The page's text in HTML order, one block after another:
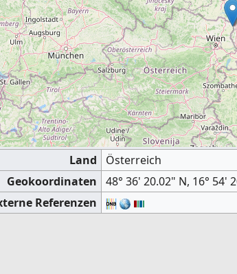
Land
Österreich
Geokoordinaten
48° 36' 20.02" N, 16° 54'
Referenzen